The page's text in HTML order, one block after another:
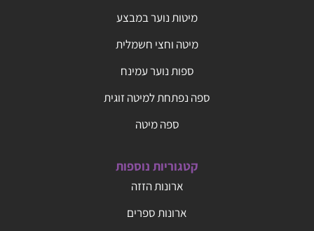
מיטות נוער במבצע
מיטה וחצי חשמלית
ספות נוער עמינח
ספה נפתחת למיטה זוגית
ספה מיטה
קטגוריות נוספות
ארונות הזזה
ארונות ספרים